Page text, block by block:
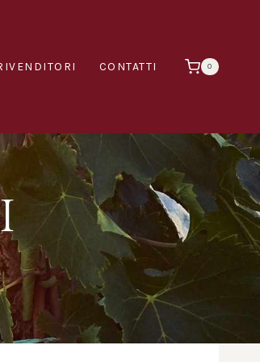
CONTATTI 0